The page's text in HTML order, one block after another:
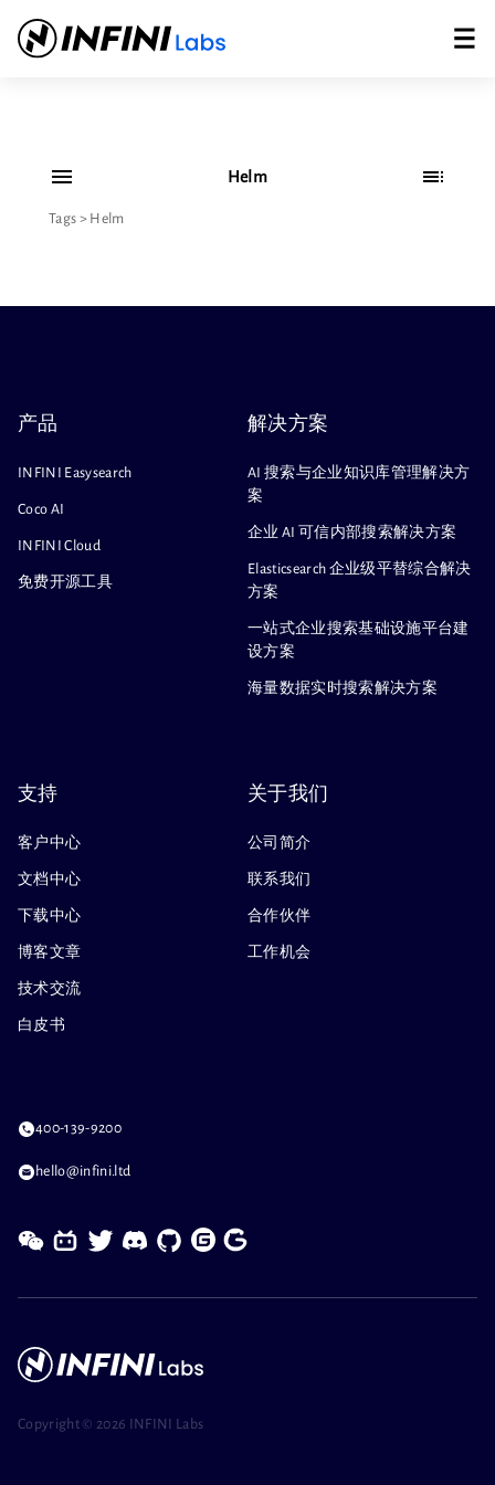
Helm
Tags > Helm
产品
INFINI Easysearch
Coco AI
INFINI Cloud
免费开源工具
解决方案
AI 搜索与企业知识库管理解决方
案
企业 AI 可信内部搜索解决方案
Elasticsearch 企业级平替综合解决
方案
一站式企业搜索基础设施平台建
设方案
海量数据实时搜索解决方案
支持
客户中心
文档中心
下载中心
博客文章
技术交流
白皮书
关于我们
公司简介
联系我们
合作伙伴
工作机会
400-139-9200
hello@infini.ltd
Copyright © 2026 INFINI Labs